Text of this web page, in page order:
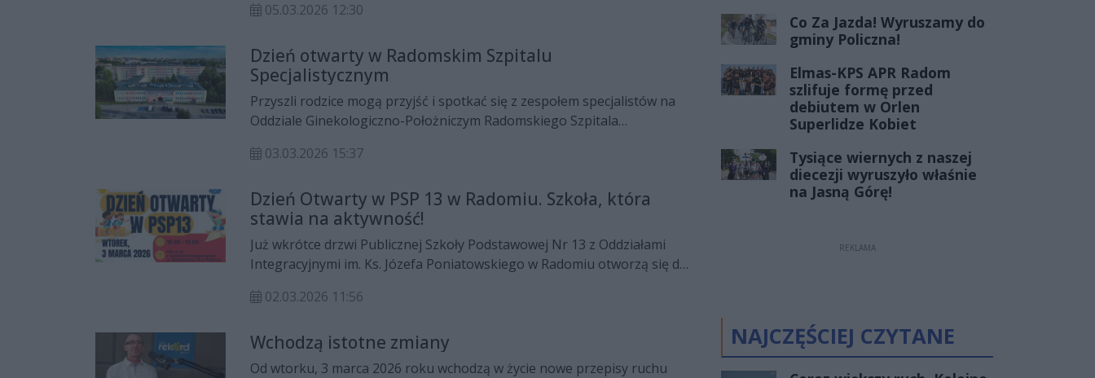
koordynatorka programu w rozmowie Natalii Pętelskiej dla Radia
05.03.2026 12:30
Dzień otwarty w Radomskim Szpitalu
Specjalistycznym
Przyszli rodzice mogą przyjść i spotkać się z zespołem specjalistów na
Oddziale Ginekologiczno-Położniczym Radomskiego Szpitala
uczestnicy będą mogli poznać warunki porodu. Spotkanie jest
03.03.2026 15:37
Dzień Otwarty w PSP 13 w Radomiu. Szkoła, która
stawia na aktywność!
Już wkrótce drzwi Publicznej Szkoły Podstawowej Nr 13 z Oddziałami
Integracyjnymi im. Ks. Józefa Poniatowskiego w Radomiu otworzą się dla
zobaczyć, jak funkcjonuje placówka i czym wyróżnia się na edukacyjnej
02.03.2026 11:56
Wchodzą istotne zmiany
Od wtorku, 3 marca 2026 roku wchodzą w życie nowe przepisy ruchu
Co Za Jazda! Wyruszamy do
gminy Policzna!
Elmas-KPS APR Radom
szlifuje formę przed
debiutem w Orlen
Superlidze Kobiet
Tysiące wiernych z naszej
diecezji wyruszyło właśnie
na Jasną Górę!
REKLAMA
NAJCZĘŚCIEJ CZYTANE